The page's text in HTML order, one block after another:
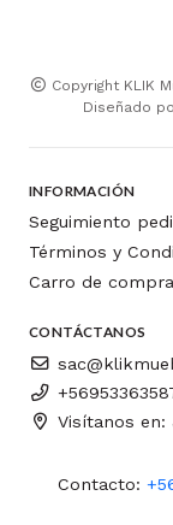
Copyright KLIK
Diseñado
INFORMACIÓN
Seguimiento
Términos y
Carro de
CONTÁCTANOS
Visítanos en:
Contacto: